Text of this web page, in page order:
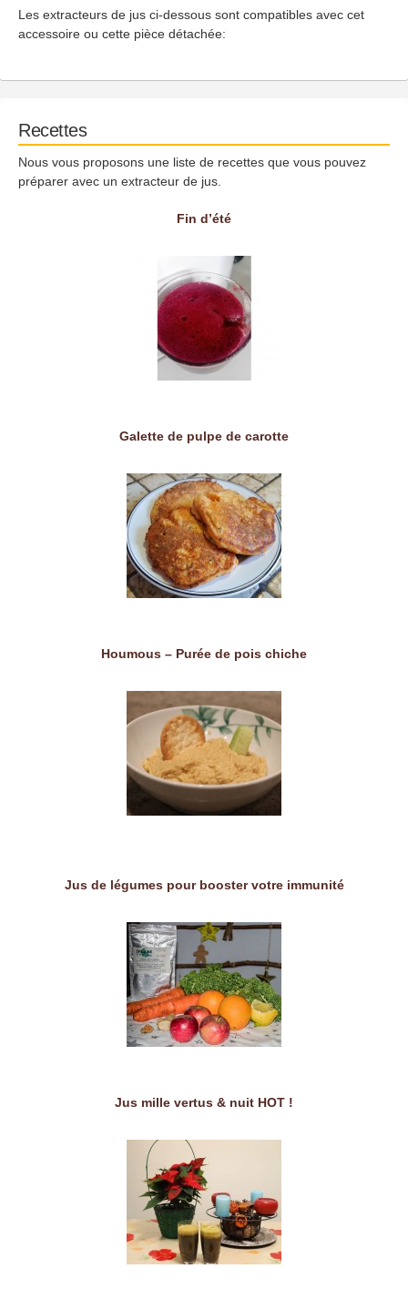
Les extracteurs de jus ci-dessous sont compatibles avec cet
accessoire ou cette pièce détachée:
Recettes
Nous vous proposons une liste de recettes que vous pouvez
préparer avec un extracteur de jus.
Fin d’été
Galette de pulpe de carotte
Houmous – Purée de pois chiche
Jus de légumes pour booster votre immunité
Jus mille vertus & nuit HOT !